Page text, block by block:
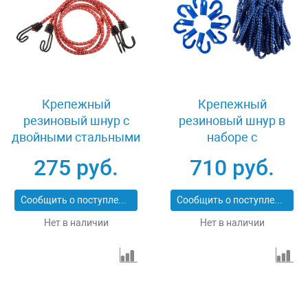
Крепежный
резиновый шнур с
двойными стальными
Stayer PROFI 40506-
120
275 руб.
Сообщить о поступлении
Нет в наличии
Крепежный
резиновый шнур в
наборе с
крюками 8 шт Зубр
ЭКСПЕРТ 40511
710 руб.
Сообщить о поступлении
Нет в наличии